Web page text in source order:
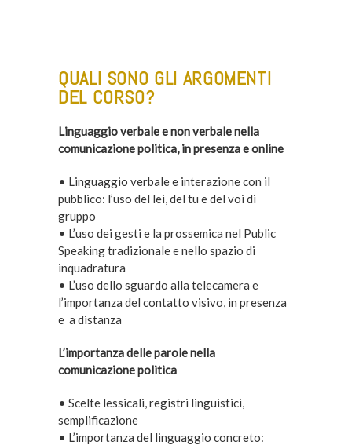
QUALI SONO GLI ARGOMENTI
DEL CORSO?
Linguaggio verbale e non verbale nella
comunicazione politica, in presenza e online
• Linguaggio verbale e interazione con il
pubblico: l’uso del lei, del tu e del voi di
gruppo
• L’uso dei gesti e la prossemica nel Public
Speaking tradizionale e nello spazio di
inquadratura
• L’uso dello sguardo alla telecamera e
l’importanza del contatto visivo, in presenza
e a distanza
L’importanza delle parole nella
comunicazione politica
• Scelte lessicali, registri linguistici,
semplificazione
• L’importanza del linguaggio concreto: